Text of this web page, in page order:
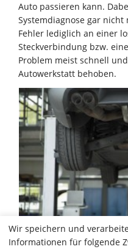
Auto passieren kann.
Systemdiagnose gar
Fehler lediglich an einer
Steckverbindung bzw.
Problem meist schnell
Autowerkstatt behoben.
Wir speichern und
Informationen für folgende